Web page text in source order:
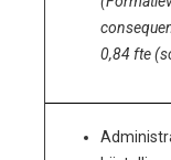
0,84 fte